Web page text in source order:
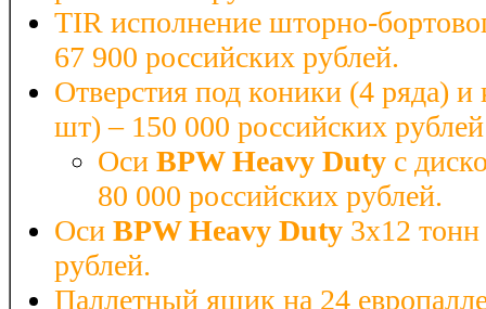
TIR исполнение шторно-
67 900 российских рублей.
Отверстия под коники (4 ряда) и
шт) – 150 000 российских рублей
Оси BPW Heavy Duty с
80 000 российских рублей.
Оси BPW Heavy Duty 3x12
рублей.
Паллетный ящик на 24